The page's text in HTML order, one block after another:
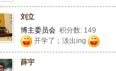
刘立
博主委员会 积分数: 149
开学了；淡出ing
薛宇